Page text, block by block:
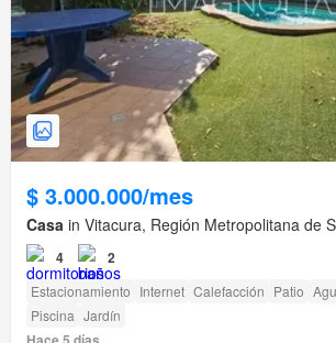
$ 3.000.000/mes
Casa in Vitacura, Región Metropolitana de
4 2
Estacionamiento Internet Calefacción Patio
Piscina Jardín